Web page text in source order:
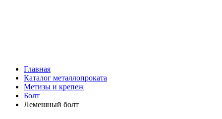
Главная
Каталог металлопроката
Метизы и крепеж
Болт
Лемешный болт